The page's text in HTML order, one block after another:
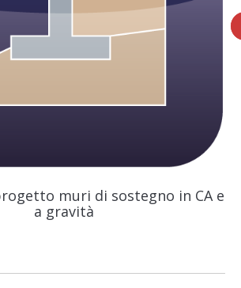
muri di sostegno in CA e
a gravità